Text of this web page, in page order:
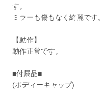
す。
ミラーも傷もなく綺麗です。
【動作】
動作正常です。
■付属品■
(ボディーキャップ)